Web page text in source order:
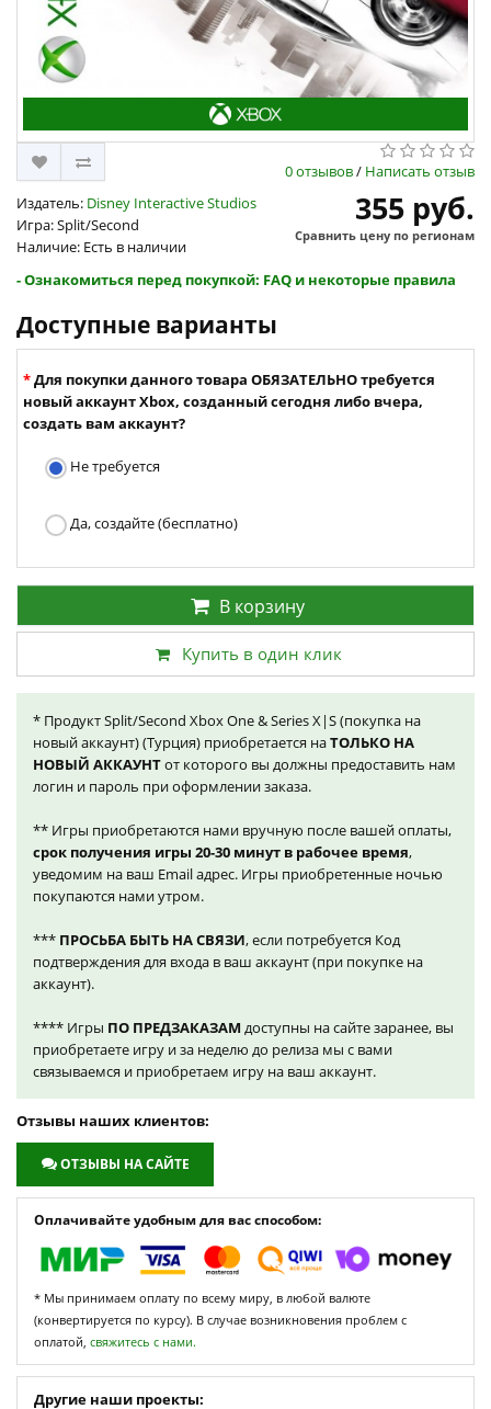
0 отзывов/ Написать отзыв
Издатель: Disney Interactive Studios
Игра: Split/Second
Наличие: Есть в наличии
355 руб.
Сравнить цену по регионам
- Ознакомиться перед покупкой: FAQ и некоторые правила
Доступные варианты
Для покупки данного товара ОБЯЗАТЕЛЬНО требуется
новый аккаунт Xbox, созданный сегодня либо вчера,
создать вам аккаунт?
Не требуется
Да, создайте (бесплатно)
В корзину
Купить в один клик
* Продукт Split/Second Xbox One & Series X|S (покупка на
новый аккаунт) (Турция) приобретается наТОЛЬКО НА
НОВЫЙ АККАУНТот которого вы должны предоставить нам
логин и пароль при оформлении заказа.
** Игры приобретаются нами вручную после вашей оплаты,
срок получения игры 20-30 минут в рабочее время,
уведомим на ваш Email адрес. Игры приобретенные ночью
покупаются нами утром.
*** ПРОСЬБА БЫТЬ НА СВЯЗИ, если потребуется Код
подтверждения для входа в ваш аккаунт (при покупке на
аккаунт).
**** Игры ПО ПРЕДЗАКАЗАМ доступны на сайте заранее, вы
приобретаете игру и за неделю до релиза мы с вами
связываемся и приобретаем игру на ваш аккаунт.
Отзывы наших клиентов:
ОТЗЫВЫ НА САЙТЕ
Оплачивайте удобным для вас способом:
* Мы принимаем оплату по всему миру, в любой валюте
(конвертируется по курсу). В случае возникновения проблем с
оплатой, свяжитесь с нами.
Другие наши проекты: